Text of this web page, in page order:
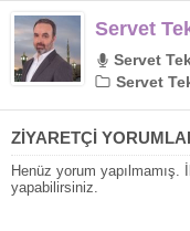
Servet
Servet
Servet
ZİYARETÇİ
Henüz yorum yapılmamış.
yapabilirsiniz.